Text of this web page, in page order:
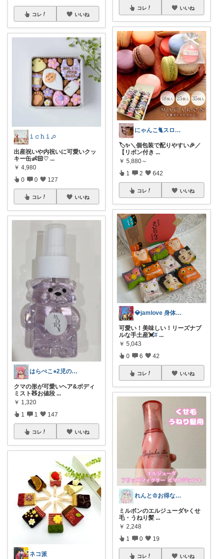
コレ いいね
𝚒 𝚌 𝚑 𝚒 𓈒𓏸
出産祝いや内祝いに可愛いクッ
キー缶👶🏻♡ ...
￥ 4,980
0 0 127
コレ いいね
はらぺこ⭐︎2児のママ
クマの形が可愛いヘア&ボディ
ミスト🧸お値段 ...
￥ 1,320
1 1 147
コレ いいね
ネコ派
コレ いいね
にゃんこ🐈スローです🐢💦
🏷️✨＼個包装で配りやすい🎉／
【リボン付き ...
￥ 5,880～
1 2 642
コレ いいね
💎jamlove 身体に優しく
可愛い！美味しい！リーズナブ
ルな手土産💓# ...
￥ 5,043
0 6 42
コレ いいね
れんと♔お得なもの＆可愛いもの集め💙
ミルボンのエルジューダ✨️くせ
毛・うねり髪 ...
￥ 2,248
1 0 19
コレ いいね